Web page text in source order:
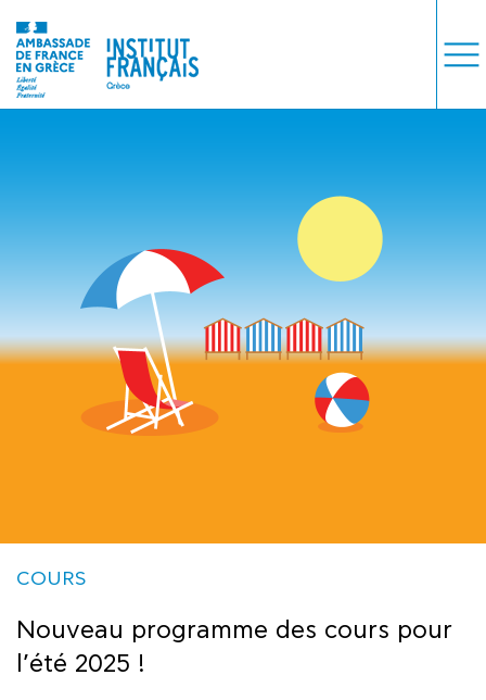
LA MÉDIATHÈQUE
COURS
Nouveau programme des cours pour
l’été 2025 !